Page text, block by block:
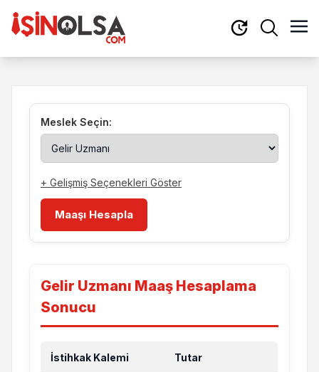
Meslek Seçin:
+ Gelişmiş Seçenekleri Göster
Maaşı Hesapla
Gelir Uzmanı Maaş Hesaplama
Sonucu
İstihkak Kalemi Tutar